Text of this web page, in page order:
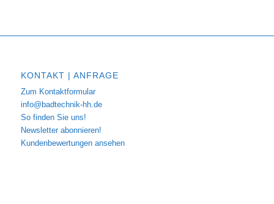
KONTAKT | ANFRAGE
Zum Kontaktformular
info@badtechnik-hh.de
So finden Sie uns!
Newsletter abonnieren!
Kundenbewertungen ansehen